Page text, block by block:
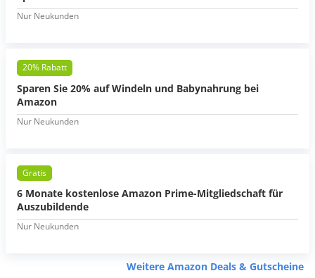
Nur Neukunden
20% Rabatt
Sparen Sie 20% auf Windeln und Babynahrung bei
Amazon
Nur Neukunden
Gratis
6 Monate kostenlose Amazon Prime-Mitgliedschaft für
Auszubildende
Nur Neukunden
Weitere Amazon Deals & Gutscheine